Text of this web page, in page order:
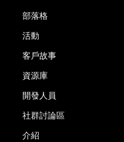
部落格
活動
客戶故事
資源庫
開發人員
社群討論區
介紹